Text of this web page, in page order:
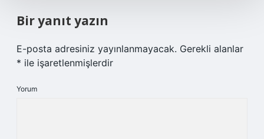
Bir yanıt yazın
E-posta adresiniz yayınlanmayacak. Gerekli alanlar
* ile işaretlenmişlerdir
Yorum